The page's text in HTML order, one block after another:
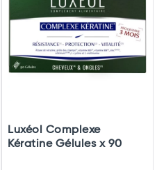
Luxéol Complexe
Kératine Gélules x 90